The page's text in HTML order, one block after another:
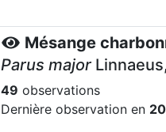
Mésange
Parus major
49 observations
Dernière observation en